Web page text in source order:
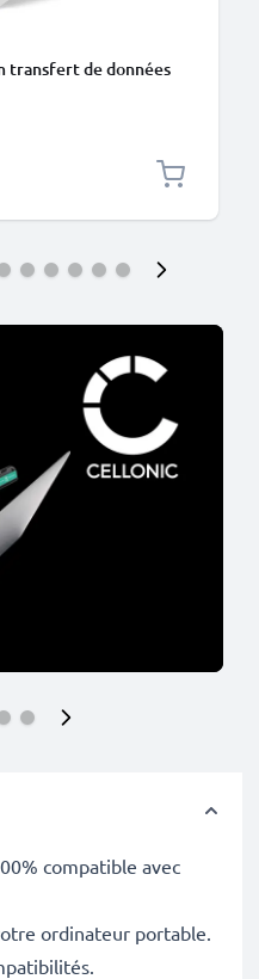
transfert de données
compatible avec
ordinateur portable.